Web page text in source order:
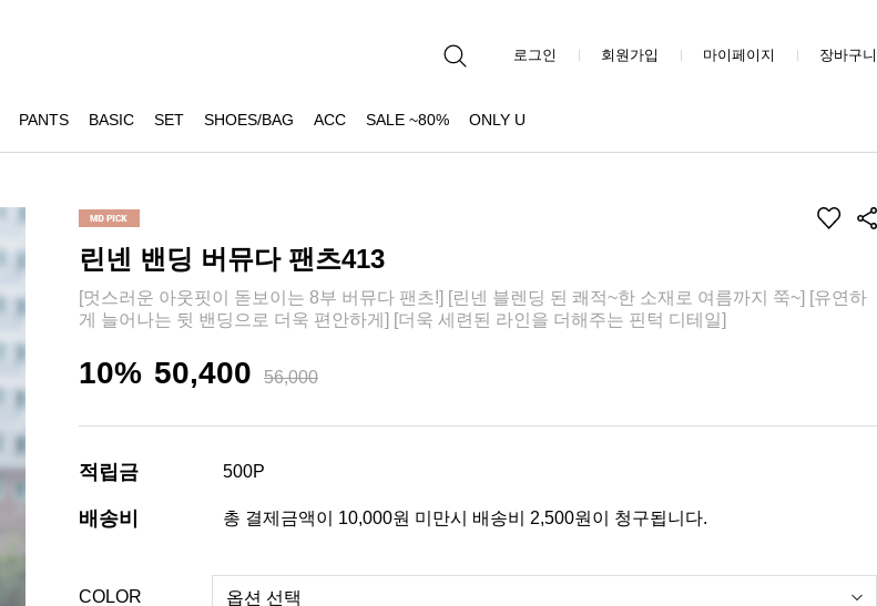
로그인 회원가입 마이페이지 장바구니
PANTS BASIC SET SHOES/BAG ACC SALE ~80% ONLY U
린넨 밴딩 버뮤다 팬츠413
[멋스러운 아웃핏이 돋보이는 8부 버뮤다 팬츠!] [린넨 블렌딩 된 쾌적~한 소재로 여름까지 쭉~] [유연하
게 늘어나는 뒷 밴딩으로 더욱 편안하게] [더욱 세련된 라인을 더해주는 핀턱 디테일]
10% 50,400 56,000
적립금 500P
배송비 총 결제금액이 10,000원 미만시 배송비 2,500원이 청구됩니다.
COLOR